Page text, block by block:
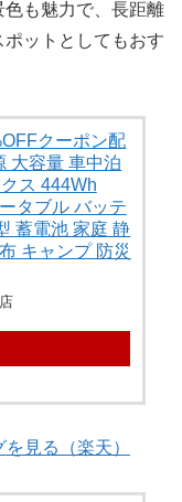
も魅力で、長距離
ットとしてもおす
クーポン配
大容量 車中泊
ス 444Wh
タブル バッテ
蓄電池 家庭 静
キャンプ 防災
見る（楽天）